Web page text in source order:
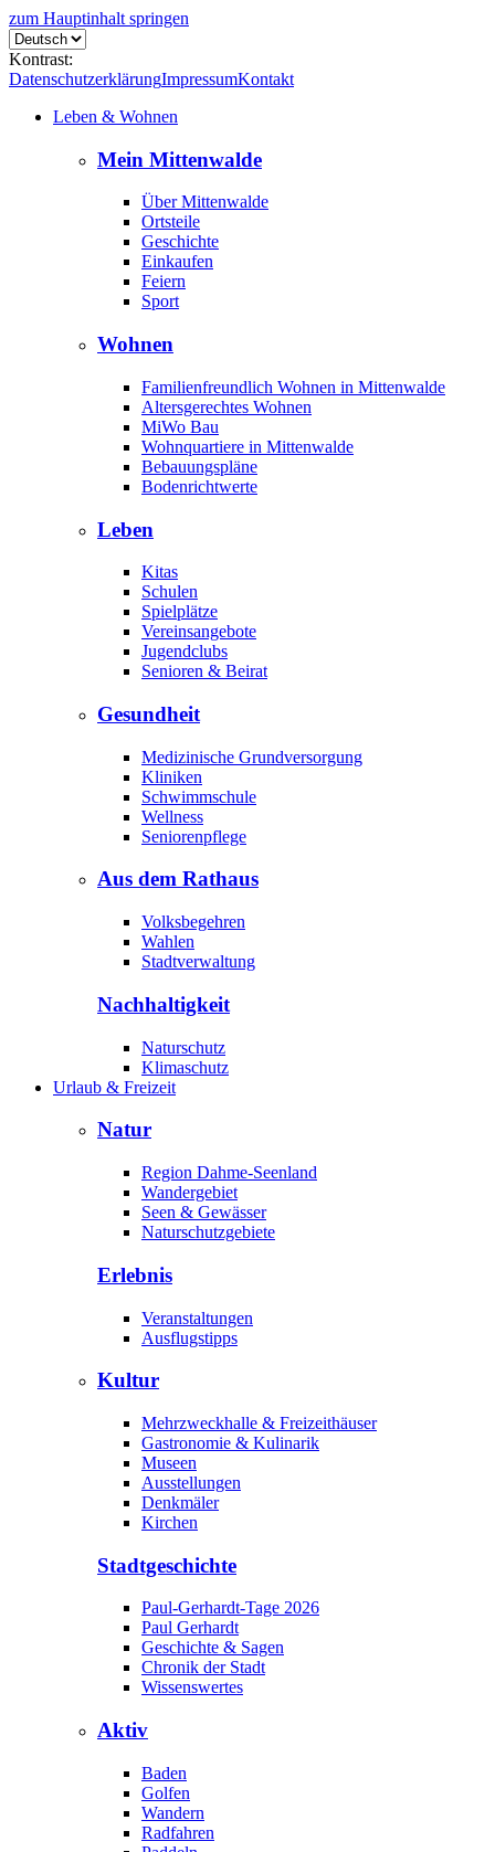
zum Hauptinhalt springen
Kontrast:
DatenschutzerklärungImpressumKontakt
Leben & Wohnen
Mein Mittenwalde
Über Mittenwalde
Ortsteile
Geschichte
Einkaufen
Feiern
Sport
Wohnen
Familienfreundlich Wohnen in Mittenwalde
Altersgerechtes Wohnen
MiWo Bau
Wohnquartiere in Mittenwalde
Bebauungspläne
Bodenrichtwerte
Leben
Kitas
Schulen
Spielplätze
Vereinsangebote
Jugendclubs
Senioren & Beirat
Gesundheit
Medizinische Grundversorgung
Kliniken
Schwimmschule
Wellness
Seniorenpflege
Aus dem Rathaus
Volksbegehren
Wahlen
Stadtverwaltung
Nachhaltigkeit
Naturschutz
Klimaschutz
Urlaub & Freizeit
Natur
Region Dahme-Seenland
Wandergebiet
Seen & Gewässer
Naturschutzgebiete
Erlebnis
Veranstaltungen
Ausflugstipps
Kultur
Mehrzweckhalle & Freizeithäuser
Gastronomie & Kulinarik
Museen
Ausstellungen
Denkmäler
Kirchen
Stadtgeschichte
Paul-Gerhardt-Tage 2026
Paul Gerhardt
Geschichte & Sagen
Chronik der Stadt
Wissenswertes
Aktiv
Baden
Golfen
Wandern
Radfahren